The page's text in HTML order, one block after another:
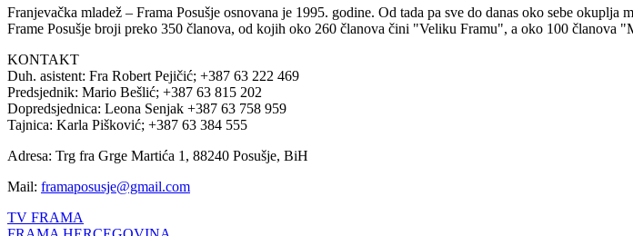
Franjevačka mladež – Frama Posušje osnovana je 1995. godine. Od tada pa sve do danas oko sebe
Frame Posušje broji preko 350 članova, od kojih oko 260 članova čini "Veliku Framu", a oko 100 članova
KONTAKT
Duh. asistent: Fra Robert Pejičić; +387 63 222 469
Predsjednik: Mario Bešlić; +387 63 815 202
Dopredsjednica: Leona Senjak +387 63 758 959
Tajnica: Karla Pišković; +387 63 384 555
Adresa: Trg fra Grge Martića 1, 88240 Posušje, BiH
Mail: framaposusje@gmail.com
TV FRAMA